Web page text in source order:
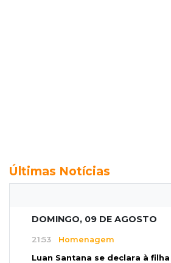
Últimas Notícias
DOMINGO, 09 DE AGOSTO
21:53 Homenagem
Luan Santana se declara à